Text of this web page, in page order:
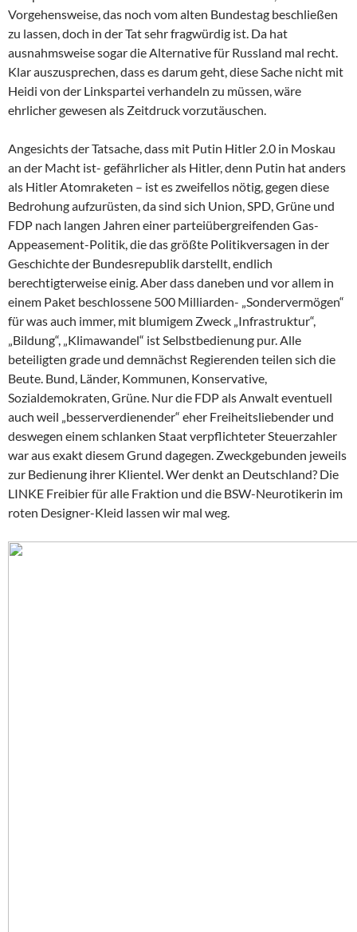
Vorgehensweise, das noch vom alten Bundestag beschließen
zu lassen, doch in der Tat sehr fragwürdig ist. Da hat
ausnahmsweise sogar die Alternative für Russland mal recht.
Klar auszusprechen, dass es darum geht, diese Sache nicht mit
Heidi von der Linkspartei verhandeln zu müssen, wäre
ehrlicher gewesen als Zeitdruck vorzutäuschen.
Angesichts der Tatsache, dass mit Putin Hitler 2.0 in Moskau
an der Macht ist- gefährlicher als Hitler, denn Putin hat anders
als Hitler Atomraketen – ist es zweifellos nötig, gegen diese
Bedrohung aufzurüsten, da sind sich Union, SPD, Grüne und
FDP nach langen Jahren einer parteiübergreifenden Gas-
Appeasement-Politik, die das größte Politikversagen in der
Geschichte der Bundesrepublik darstellt, endlich
berechtigterweise einig. Aber dass daneben und vor allem in
einem Paket beschlossene 500 Milliarden- „Sondervermögen“
für was auch immer, mit blumigem Zweck „Infrastruktur“,
„Bildung“, „Klimawandel“ ist Selbstbedienung pur. Alle
beteiligten grade und demnächst Regierenden teilen sich die
Beute. Bund, Länder, Kommunen, Konservative,
Sozialdemokraten, Grüne. Nur die FDP als Anwalt eventuell
auch weil „besserverdienender“ eher Freiheitsliebender und
deswegen einem schlanken Staat verpflichteter Steuerzahler
war aus exakt diesem Grund dagegen. Zweckgebunden jeweils
zur Bedienung ihrer Klientel. Wer denkt an Deutschland? Die
LINKE Freibier für alle Fraktion und die BSW-Neurotikerin im
roten Designer-Kleid lassen wir mal weg.